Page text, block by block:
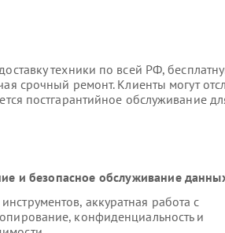
техники по всей РФ,
срочный ремонт. Клиенты могут
постгарантийное обслуживание
и безопасное обслуживание
аккуратная работа с
конфиденциальность и